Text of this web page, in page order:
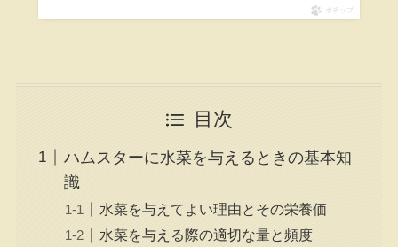
ポチップ
目次
ハムスターに水菜を与えるときの基本知
識
水菜を与えてよい理由とその栄養価
水菜を与える際の適切な量と頻度